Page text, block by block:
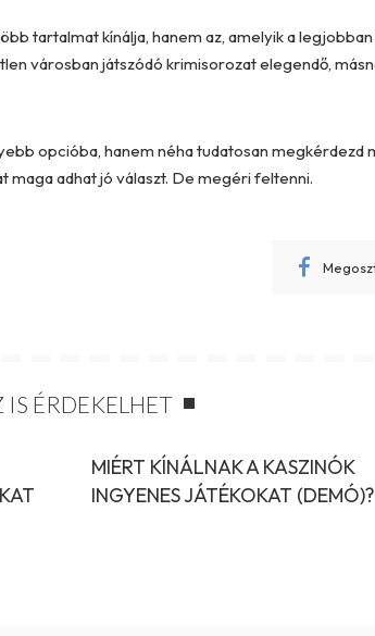
tartalmat kínálja, hanem az, amelyik a
városban játszódó krimisorozat elegendő,
opcióba, hanem néha tudatosan
maga adhat jó választ. De megéri feltenni.
IS ÉRDEKELHET
MIÉRT KÍNÁLNAK A KASZINÓK
INGYENES JÁTÉKOKAT (DEMÓ)?